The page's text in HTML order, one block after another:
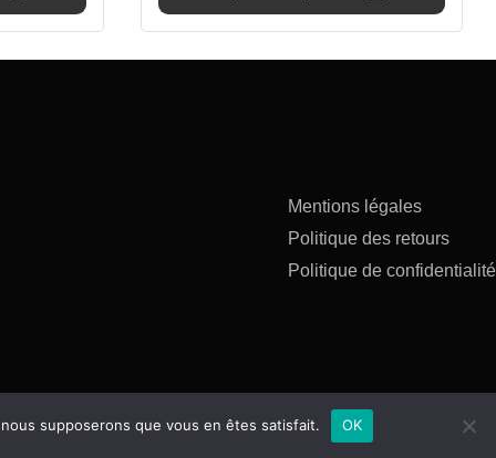
Mentions légales
Politique des retours
Politique de confidentialité
supposerons que vous en êtes satisfait. OK